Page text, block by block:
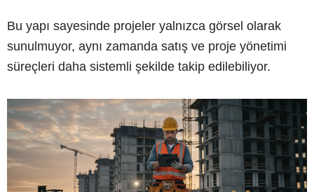
Bu yapı sayesinde projeler yalnızca görsel olarak
sunulmuyor, aynı zamanda satış ve proje yönetimi
süreçleri daha sistemli şekilde takip edilebiliyor.